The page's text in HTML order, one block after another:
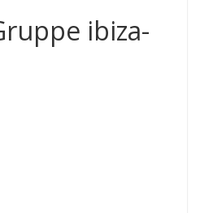
ibiza-